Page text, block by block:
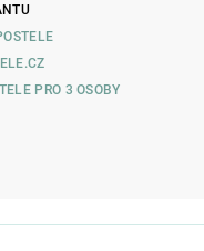
PRO 3 OSOBY